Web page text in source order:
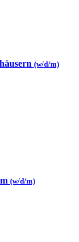
(w/d/m)
(w/d/m)